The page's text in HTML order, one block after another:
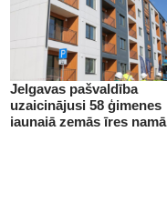
Jelgavas pašvaldība
uzaicinājusi 58 ģimenes
jaunajā zemās īres namā